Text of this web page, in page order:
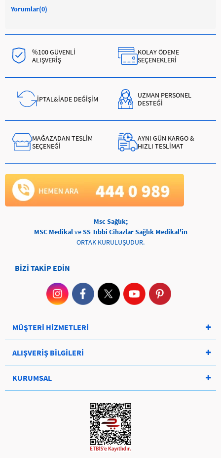
Yorumlar(0)
%100 GÜVENLİ
ALIŞVERİŞ
KOLAY ÖDEME
SEÇENEKLERİ
İPTAL&İADE DEĞİŞİM
UZMAN PERSONEL
DESTEĞİ
MAĞAZADAN TESLİM
SEÇENEĞİ
AYNI GÜN KARGO &
HIZLI TESLİMAT
Msc Sağlık;
MSC MedikalveSS Tıbbi Cihazlar Sağlık Medikal'in
ORTAK KURULUŞUDUR.
BİZİ TAKİP EDİN
MÜŞTERİ HİZMETLERİ
ALIŞVERİŞ BİLGİLERİ
KURUMSAL